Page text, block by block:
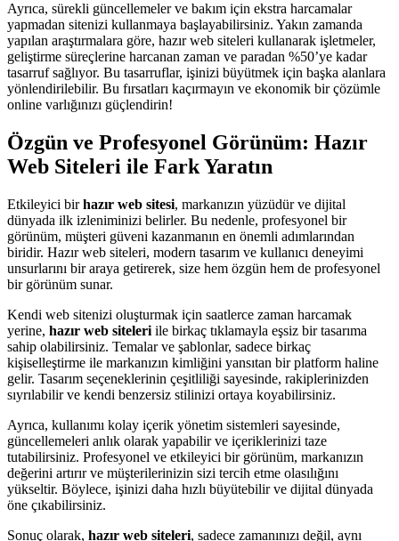
Ayrıca, sürekli güncellemeler ve bakım için ekstra harcamalar
yapmadan sitenizi kullanmaya başlayabilirsiniz. Yakın zamanda
yapılan araştırmalara göre, hazır web siteleri kullanarak işletmeler,
geliştirme süreçlerine harcanan zaman ve paradan %50’ye kadar
tasarruf sağlıyor. Bu tasarruflar, işinizi büyütmek için başka alanlara
yönlendirilebilir. Bu fırsatları kaçırmayın ve ekonomik bir çözümle
online varlığınızı güçlendirin!
Özgün ve Profesyonel Görünüm: Hazır
Web Siteleri ile Fark Yaratın
Etkileyici birhazır web sitesi, markanızın yüzüdür ve dijital
dünyada ilk izleniminizi belirler. Bu nedenle, profesyonel bir
görünüm, müşteri güveni kazanmanın en önemli adımlarından
biridir. Hazır web siteleri, modern tasarım ve kullanıcı deneyimi
unsurlarını bir araya getirerek, size hem özgün hem de profesyonel
bir görünüm sunar.
Kendi web sitenizi oluşturmak için saatlerce zaman harcamak
yerine, hazır web siteleri ile birkaç tıklamayla eşsiz bir tasarıma
sahip olabilirsiniz. Temalar ve şablonlar, sadece birkaç
kişiselleştirme ile markanızın kimliğini yansıtan bir platform haline
gelir. Tasarım seçeneklerinin çeşitliliği sayesinde, rakiplerinizden
sıyrılabilir ve kendi benzersiz stilinizi ortaya koyabilirsiniz.
Ayrıca, kullanımı kolay içerik yönetim sistemleri sayesinde,
güncellemeleri anlık olarak yapabilir ve içeriklerinizi taze
tutabilirsiniz. Profesyonel ve etkileyici bir görünüm, markanızın
değerini artırır ve müşterilerinizin sizi tercih etme olasılığını
yükseltir. Böylece, işinizi daha hızlı büyütebilir ve dijital dünyada
öne çıkabilirsiniz.
Sonuç olarak, hazır web siteleri, sadece zamanınızı değil, aynı